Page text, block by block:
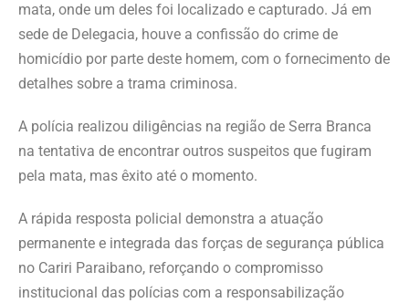
mata, onde um deles foi localizado e capturado. Já em
sede de Delegacia, houve a confissão do crime de
homicídio por parte deste homem, com o fornecimento de
detalhes sobre a trama criminosa.
A polícia realizou diligências na região de Serra Branca
na tentativa de encontrar outros suspeitos que fugiram
pela mata, mas êxito até o momento.
A rápida resposta policial demonstra a atuação
permanente e integrada das forças de segurança pública
no Cariri Paraibano, reforçando o compromisso
institucional das polícias com a responsabilização